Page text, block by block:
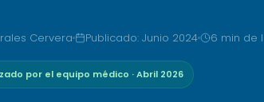
Cervera Publicado: Junio 2024 6 min de
por el equipo médico · Abril 2026